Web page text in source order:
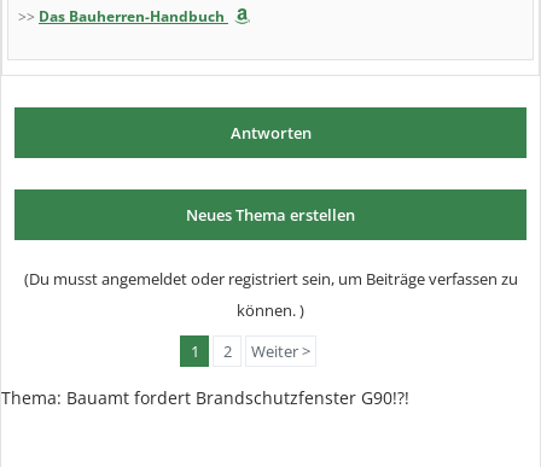
>> Das Bauherren-Handbuch
Antworten
Neues Thema erstellen
(Du musst angemeldet oder registriert sein, um Beiträge verfassen zu
können. )
1
2 Weiter >
Thema: Bauamt fordert Brandschutzfenster G90!?!